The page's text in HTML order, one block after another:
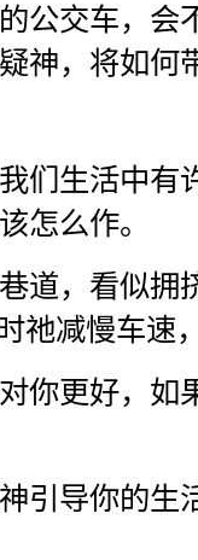
公交车，会
神，将如何
们生活中有
怎么作。
道，看似拥
祂减慢车速
你更好，如
引导你的生